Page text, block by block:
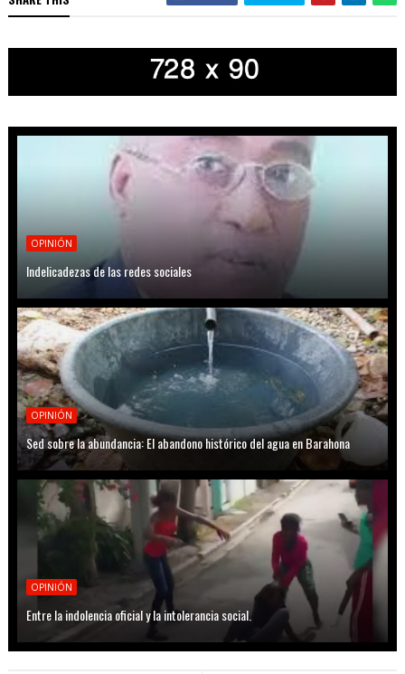
OPINIÓN
Indelicadezas de las redes sociales
OPINIÓN
Sed sobre la abundancia: El abandono histórico del agua en Barahona
OPINIÓN
Entre la indolencia oficial y la intolerancia social.